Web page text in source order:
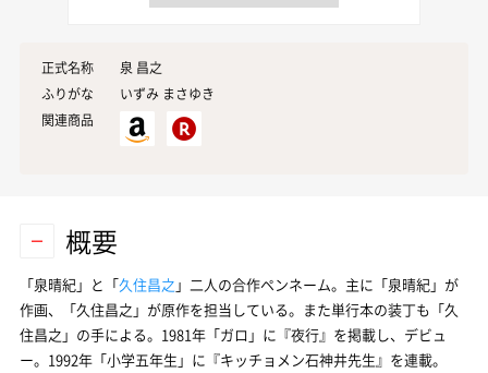
正式名称
泉 昌之
ふりがな
いずみ まさゆき
関連商品
概要
「泉晴紀」と「久住昌之 」二人の合作ペンネーム。主に「泉晴紀」が
作画、「久住昌之」が原作を担当している。また単行本の装丁も「久
住昌之」の手による。1981年「ガロ」に『夜行』を掲載し、デビュ
ー。1992年「小学五年生」に『キッチョメン石神井先生』を連載。